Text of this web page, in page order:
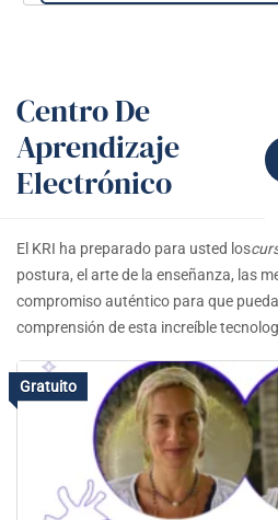
Centro De
Aprendizaje
Electrónico
El KRI ha preparado para usted los
postura, el arte de la enseñanza, las
compromiso auténtico para que
comprensión de esta increíble
Gratuito